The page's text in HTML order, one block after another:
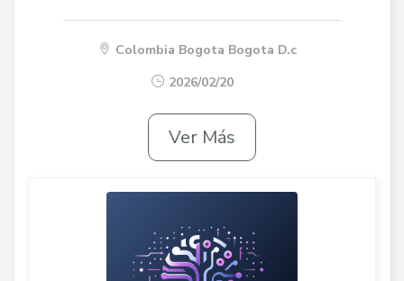
Colombia Bogota Bogota D.c
2026/02/20
Ver Más